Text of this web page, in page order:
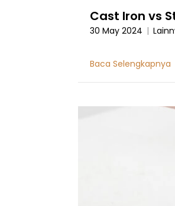
Cast Iron vs
30 May 2024 |
Baca Selengkapnya